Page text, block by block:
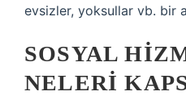
evsizler, yoksullar vb. bir
SOSYAL
NELERI